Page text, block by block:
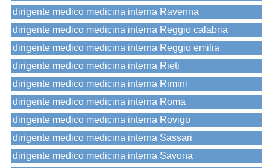
dirigente medico medicina interna Ravenna
dirigente medico medicina interna Reggio calabria
dirigente medico medicina interna Reggio emilia
dirigente medico medicina interna Rieti
dirigente medico medicina interna Rimini
dirigente medico medicina interna Roma
dirigente medico medicina interna Rovigo
dirigente medico medicina interna Sassari
dirigente medico medicina interna Savona